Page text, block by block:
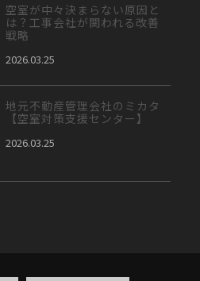
空室が中々決まらない原因と
は？工事会社が関われる改善
戦略
2026.03.25
地元不動産管理会社のミカタ
【空室対策支援センター】
2026.03.25